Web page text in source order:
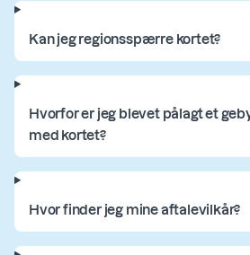
Kan jeg regionsspærre kortet?
Hvorfor er jeg blevet pålagt et
med kortet?
Hvor finder jeg mine aftalevilkår?